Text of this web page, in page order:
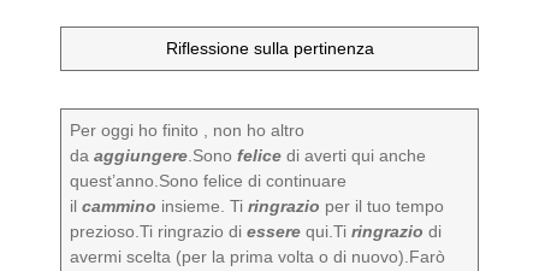
Riflessione sulla pertinenza
Per oggi ho finito , non ho altro
daaggiungere .Sonofelice di averti qui anche
quest’anno.Sono felice di continuare
ilcammino insieme. Tiringrazio per il tuo tempo
prezioso.Ti ringrazio diessere qui.Tiringrazio di
avermi scelta (per la prima volta o di nuovo).Farò